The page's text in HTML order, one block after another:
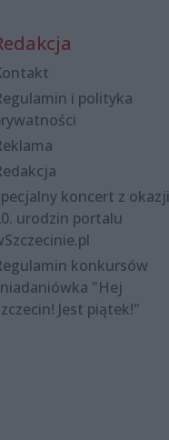
i polityka
koncert z okazji
urodzin portalu
konkursów
"Hej
Jest piątek!"